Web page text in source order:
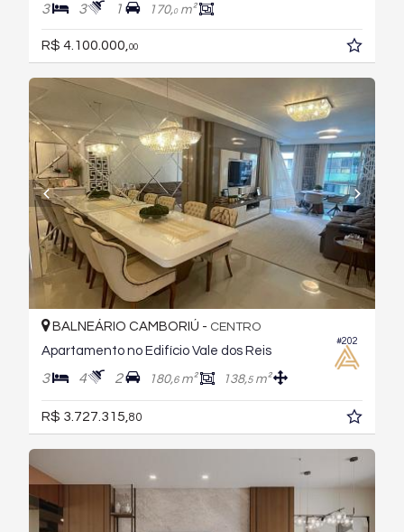
3 3 1 170,0m²
R$ 4.100.000,00
#202
BALNEÁRIO CAMBORIÚ - CENTRO
Apartamento no Edifício Vale dos Reis
3 4 2 180,6m² 138,5m²
R$ 3.727.315, 80